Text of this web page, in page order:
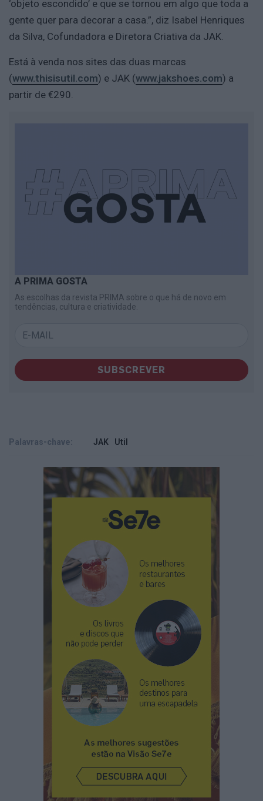
‘objeto escondido’ e que se tornou em algo que toda a
gente quer para decorar a casa.”, diz Isabel Henriques
da Silva, Cofundadora e Diretora Criativa da JAK.
Está à venda nos sites das duas marcas
(www.thisisutil.com) e JAK (www.jakshoes.com) a
partir de €290.
A PRIMA GOSTA
As escolhas da revista PRIMA sobre o que há de novo em
tendências, cultura e criatividade.
SUBSCREVER
Palavras-chave: JAK Util